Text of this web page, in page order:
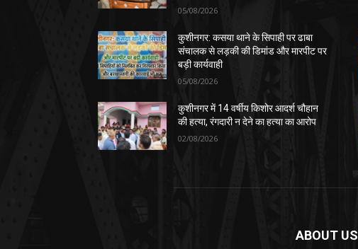
05/08/2026
कुशीनगर: कसया थाने के सिपाही पर ढाबा
संचालक से लड़की की डिमांड और मारपीट पर
बड़ी कार्यवाही
05/08/2026
कुशीनगर में 14 वर्षीय किशोर आदर्श चौहान
की हत्या, रंगदारी न देने का हत्या का आरोप
02/08/2026
ABOUT US